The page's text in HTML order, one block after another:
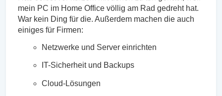
mein PC im Home Office völlig am Rad gedreht hat.
War kein Ding für die. Außerdem machen die auch
einiges für Firmen:
Netzwerke und Server einrichten
IT-Sicherheit und Backups
Cloud-Lösungen